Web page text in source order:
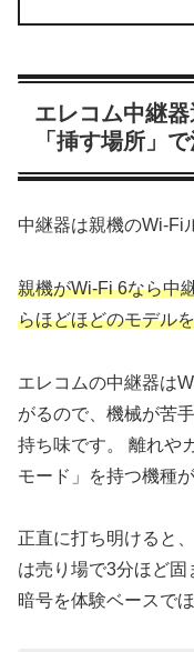
エレコム中継
「挿す場所」
中継器は親機のWi-Fi
親機がWi-Fi 6なら中
らほどほどのモデル
エレコムの中継器は
がるので、機械が苦
持ち味です。 離れや
モード」を持つ機種
正直に打ち明けると
は売り場で3分ほど
暗号を体験ベースで